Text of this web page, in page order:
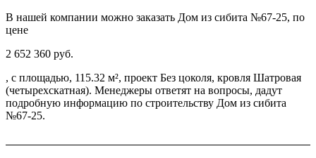
В нашей компании можно заказать Дом из сибита №67-25, по
цене
2 652 360 руб.
, с площадью, 115.32 м², проект Без цоколя, кровля Шатровая
(четырехскатная). Менеджеры ответят на вопросы, дадут
подробную информацию по строительству Дом из сибита
№67-25.